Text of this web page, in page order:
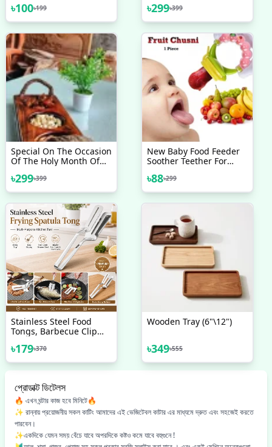
Grater, Vegetable
Julienne Slicer, Carrot
৳100৳199 ৳299৳399
Special On The Occasion
Of The Holy Month Of
Serving Tray
৳299৳399
New Baby Food Feeder
Soother Teether For
Vegetables Meat
৳88৳299
Stainless Steel Food
Tongs, Barbecue Clip
Egg Fried Fish Non-Stick
Grill Tongs BBQ Kitchen
Accessories
৳179৳370
Wooden Tray (6"\12")
৳349৳555
প্রোডাক্ট ডিটেলস
🔥 এখন ঘন্টার কাজ হবে মিনিটে🔥
✨ রান্নায় প্রয়োজনীয় সকল কাটিং আমাদের এই ভেজিটেবল কাটার এর মাধ্যমে দ্রুত এবং সহজেই করতে
পারবেন।
✨একদিকে যেমন সময় বেঁচে যাবে অপরদিকে কষ্টও কমে যাবে বহুগুনে !